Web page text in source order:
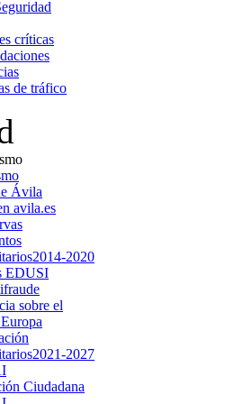
críticas
de tráfico
Ávila
avila.es
2014-2020
EDUSI
sobre el
2021-2027
Ciudadana